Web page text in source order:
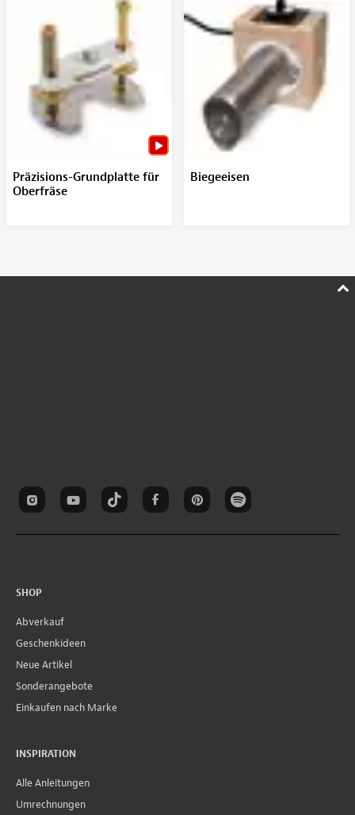
Präzisions-Grundplatte für
Oberfräse
Biegeeisen
SHOP
Abverkauf
Geschenkideen
Neue Artikel
Sonderangebote
Einkaufen nach Marke
INSPIRATION
Alle Anleitungen
Umrechnungen